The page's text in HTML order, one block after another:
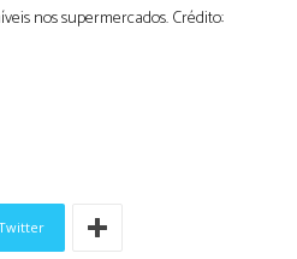
nos supermercados.Crédito: